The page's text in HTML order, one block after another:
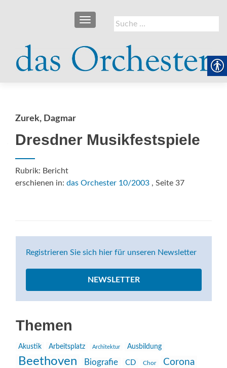
Suche
nach:
SCHALTE NAVIGATION
Zurek, Dagmar
Dresdner Musikfestspiele
Rubrik: Bericht
erschienen in: das Orchester 10/2003 , Seite 37
Registrieren Sie sich hier für unseren Newsletter
NEWSLETTER
Themen
Akustik Arbeitsplatz Architektur Ausbildung
Beethoven Biografie CD Chor Corona